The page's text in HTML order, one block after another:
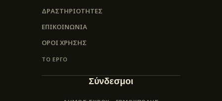
ΔΡΑΣΤΗΡΙΟΤΗΤΕΣ
ΕΠΙΚΟΙΝΩΝΊΑ
ΌΡΟΙ ΧΡΉΣΗΣ
ΤΟ ΕΡΓΟ
Σύνδεσμοι